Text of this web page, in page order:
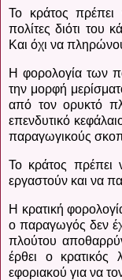
Το κράτος
πολίτες διότι του
Και όχι να
Η φορολογία των
την μορφή
από τον ορυκτό
επενδυτικό
παραγωγικούς
Το κράτος πρέπει
εργαστούν και να
Η κρατική
ο παραγωγός δεν
πλούτου
έρθει ο κρατικός
εφοριακού για να